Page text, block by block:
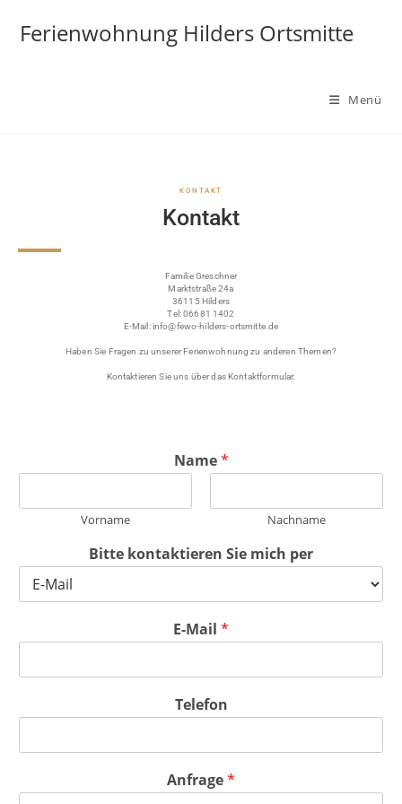
Ferienwohnung Hilders Ortsmitte
Menü
KONTAKT
Kontakt
Familie Greschner
Marktstraße 24a
36115 Hilders
Tel: 06681 1402
E-Mail: info@fewo-hilders-ortsmitte.de
Haben Sie Fragen zu unserer Ferienwohnung zu anderen Themen?
Kontaktieren Sie uns über das Kontaktformular.
Name*
Vorname Nachname
Bitte kontaktieren Sie mich per
E-Mail *
Telefon
Anfrage*